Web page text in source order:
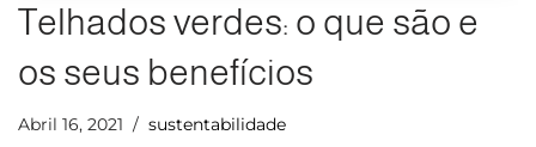
Telhados verdes: o que são e
os seus benefícios
Abril 16, 2021 sustentabilidade